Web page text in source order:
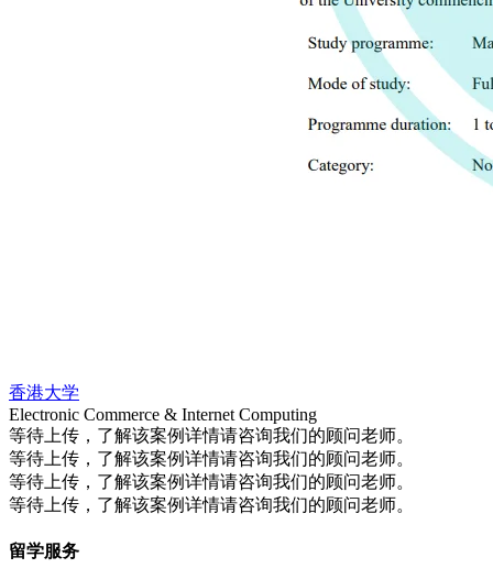
香港大学
Electronic Commerce & Internet Computing
等待上传，了解该案例详情请咨询我们的顾问老师。
等待上传，了解该案例详情请咨询我们的顾问老师。
等待上传，了解该案例详情请咨询我们的顾问老师。
等待上传，了解该案例详情请咨询我们的顾问老师。
留学服务